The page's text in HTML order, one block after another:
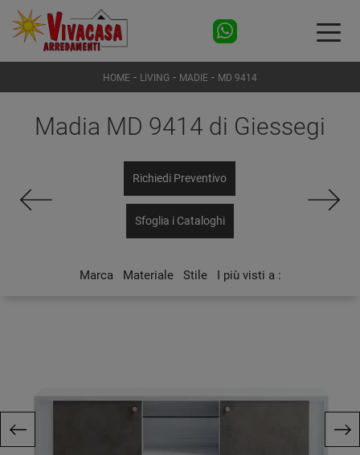
HOME - LIVING - MADIE - MD 9414
Madia MD 9414 di Giessegi
Richiedi Preventivo
Sfoglia i Cataloghi
Marca Materiale Stile I più visti a :